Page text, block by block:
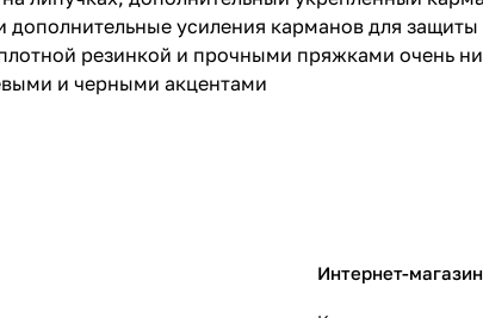
усиления карманов для
резинкой и прочными пряжками очень
и черными акцентами
Интернет-магазин